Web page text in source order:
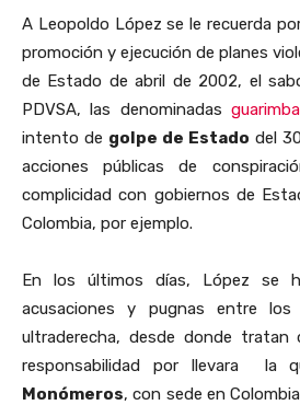
A Leopoldo López se le recuerda
promoción y ejecución de planes
de Estado de abril de 2002, el
PDVSA, las denominadas
intento de golpe de Estado del
acciones públicas de
complicidad con gobiernos de
Colombia, por ejemplo.
En los últimos días, López se
acusaciones y pugnas entre
ultraderecha, desde donde tratan
responsabilidad por llevara la
Monómeros, con sede en